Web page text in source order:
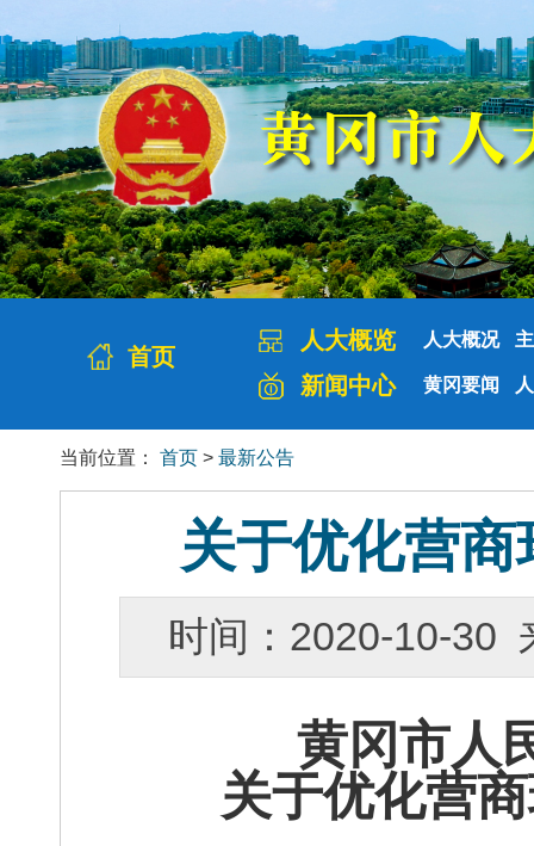
首页
人大概览 人大概况
新闻中心 黄冈要闻
当前位置： 首页 > 最新公告
关于优化营
时间：2020-10-
黄冈市人
关于优化营